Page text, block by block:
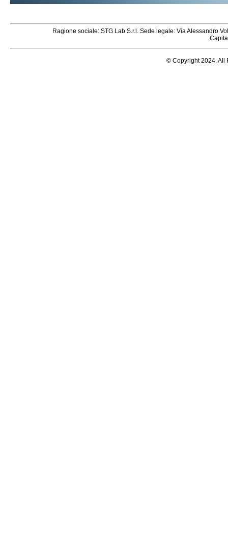
Ragione sociale: STG Lab S.r.l. Sede legale: Via Alessandro
© Copyright 2024. All